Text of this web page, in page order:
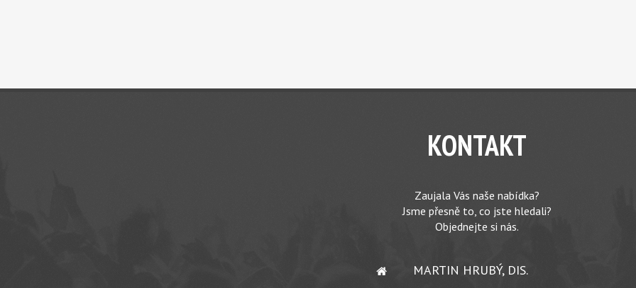
KONTAKT
Zaujala Vás naše nabídka?
Jsme přesně to, co jste hledali?
Objednejte si nás.
MARTIN HRUBÝ, DIS.